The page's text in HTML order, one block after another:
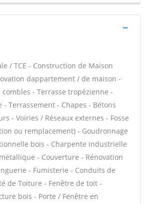
/ TCE - Construction de Maison
dappartement / de maison -
- Terrasse tropézienne -
- Terrassement - Chapes - Bétons
- Voiries / Réseaux externes - Fosse
ou remplacement) - Goudronnage
bois - Charpente industrielle
- Couverture - Rénovation
- Fumisterie - Conduits de
de Toiture - Fenêtre de toit -
bois - Porte / Fenêtre en